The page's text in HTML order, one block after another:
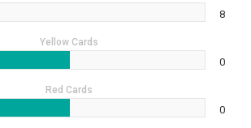
8
Yellow Cards
0
Red Cards
0